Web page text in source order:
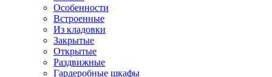
Особенности
Встроенные
Из кладовки
Закрытые
Открытые
Раздвижные
Гардеробные шкафы